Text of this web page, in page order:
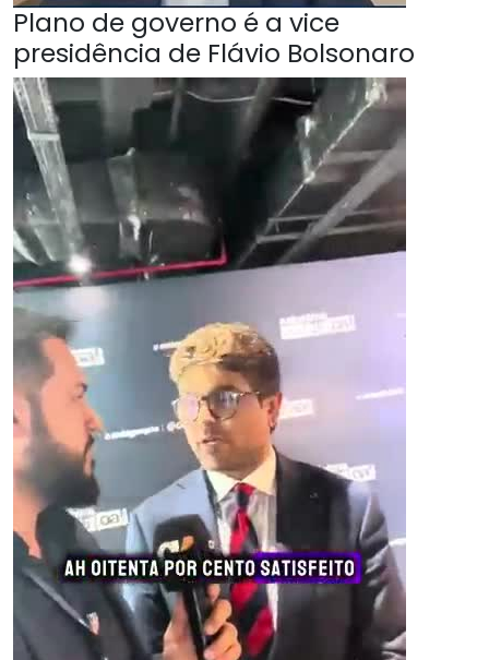
Plano de governo é a vice
presidência de Flávio Bolsonaro